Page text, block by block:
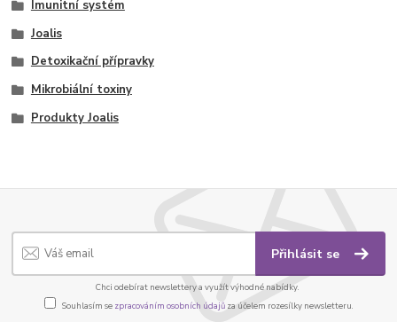
Imunitní systém
Joalis
Detoxikační přípravky
Mikrobiální toxiny
Produkty Joalis
Přihlásit se
Chci odebírat newslettery a využít výhodné nabídky.
Souhlasím se zpracováním osobních údajůza účelem rozesílky newsletteru.